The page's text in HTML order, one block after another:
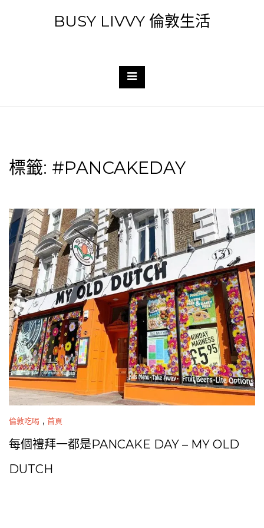
BUSY LIVVY 倫敦生活
標籤: #PANCAKEDAY
倫敦吃喝 , 首頁
每個禮拜一都是PANCAKE DAY – MY OLD
DUTCH